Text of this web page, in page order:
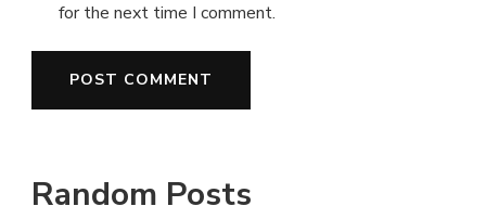
for the next time I comment.
Random Posts